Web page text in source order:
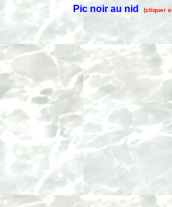
Pic noir au nid (cliquer